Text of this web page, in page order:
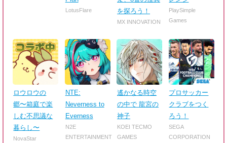
LotusFlare
を探ろう！
MX INNOVATION
PlaySimple
Games
ロウロウの
郷〜箱庭で楽
しむ不思議な
暮らし〜
NovaStar
NTE:
Neverness to
Everness
N2E
ENTERTAINMENT
遙かなる時空
の中で 龍宮の
神子
KOEI TECMO
GAMES
プロサッカー
クラブをつく
ろう！
SEGA
CORPORATION